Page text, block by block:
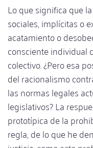
Lo que significa que
sociales, implícitas o
acatamiento o
consciente individual
colectivo. ¿Pero esa
del racionalismo
las normas legales
legislativos? La
prototípica de la
regla, de lo que he